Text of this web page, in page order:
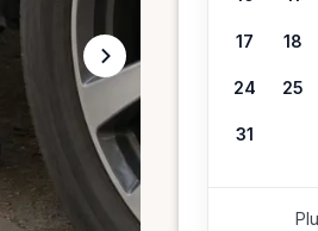
17 18
24 25
31